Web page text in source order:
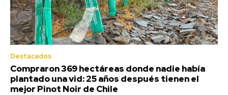
Destacados
Compraron 369 hectáreas donde nadie había
plantado una vid: 25 años después tienen el
mejor Pinot Noir de Chile